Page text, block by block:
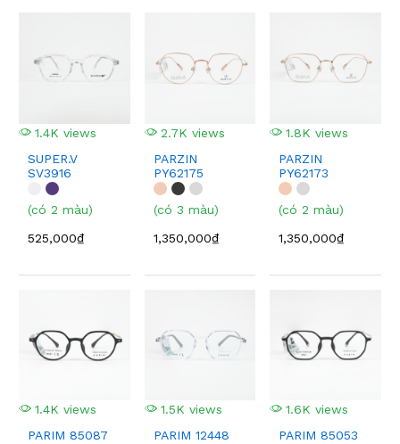
1.4K views
SUPER.V
SV3916
(có 2 màu)
525,000₫
2.7K views
PARZIN
PY62175
(có 3 màu)
1,350,000₫
1.8K views
PARZIN
PY62173
(có 2 màu)
1,350,000₫
1.4K views
PARIM 85087
1.5K views
PARIM 12448
1.6K views
PARIM 85053